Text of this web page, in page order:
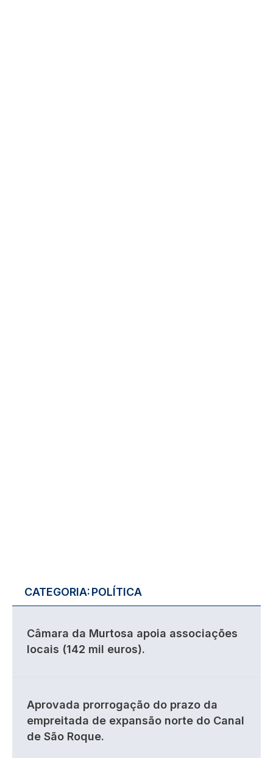
CATEGORIA:POLÍTICA
Câmara da Murtosa apoia associações
locais (142 mil euros).
Aprovada prorrogação do prazo da
empreitada de expansão norte do Canal
de São Roque.